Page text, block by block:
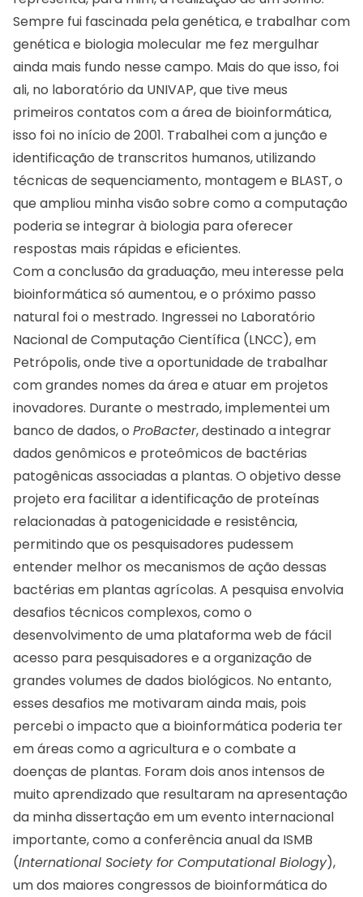
Sempre fui fascinada pela genética, e trabalhar com
genética e biologia molecular me fez mergulhar
ainda mais fundo nesse campo. Mais do que isso, foi
ali, no laboratório da UNIVAP, que tive meus
primeiros contatos com a área de bioinformática,
isso foi no início de 2001. Trabalhei com a junção e
identificação de transcritos humanos, utilizando
técnicas de sequenciamento, montagem e BLAST, o
que ampliou minha visão sobre como a computação
poderia se integrar à biologia para oferecer
respostas mais rápidas e eficientes.
Com a conclusão da graduação, meu interesse pela
bioinformática só aumentou, e o próximo passo
natural foi o mestrado. Ingressei no Laboratório
Nacional de Computação Científica (LNCC), em
Petrópolis, onde tive a oportunidade de trabalhar
com grandes nomes da área e atuar em projetos
inovadores. Durante o mestrado, implementei um
banco de dados, o ProBacter, destinado a integrar
dados genômicos e proteômicos de bactérias
patogênicas associadas a plantas. O objetivo desse
projeto era facilitar a identificação de proteínas
relacionadas à patogenicidade e resistência,
permitindo que os pesquisadores pudessem
entender melhor os mecanismos de ação dessas
bactérias em plantas agrícolas. A pesquisa envolvia
desafios técnicos complexos, como o
desenvolvimento de uma plataforma web de fácil
acesso para pesquisadores e a organização de
grandes volumes de dados biológicos. No entanto,
esses desafios me motivaram ainda mais, pois
percebi o impacto que a bioinformática poderia ter
em áreas como a agricultura e o combate a
doenças de plantas. Foram dois anos intensos de
muito aprendizado que resultaram na apresentação
da minha dissertação em um evento internacional
importante, como a conferência anual da ISMB
(International Society for Computational Biology),
um dos maiores congressos de bioinformática do